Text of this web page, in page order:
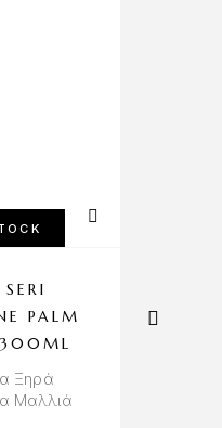
PALM
Ξηρά
Μαλλιά